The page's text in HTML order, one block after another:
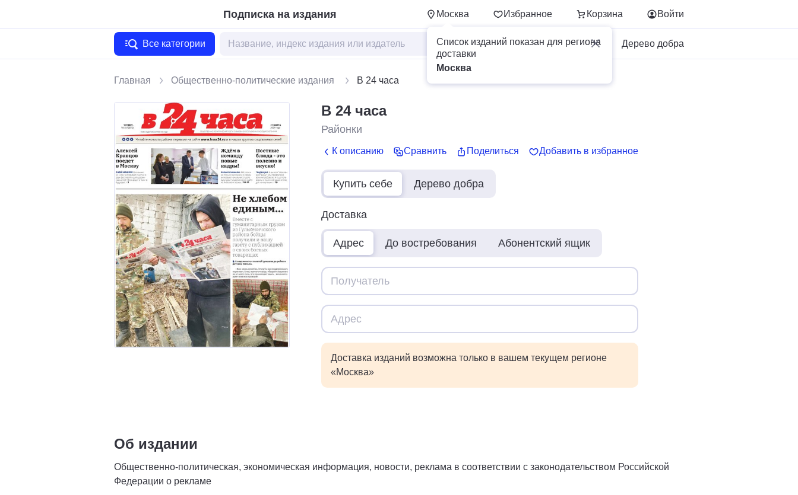
Подписка на издания Москва Избранное Корзина
Список изданий показан для региона
доставки
Москва
Войти
Все категории Для бизнеса Дерево добра
Главная Общественно-политические издания В 24 часа
В 24 часа
Районки
К описанию Сравнить Поделиться Добавить в избранное
Купить себе Дерево добра
Доставка
Адрес До востребования Абонентский ящик
Доставка изданий возможна только в вашем текущем регионе
«Москва»
Об издании
Общественно-политическая, экономическая информация, новости, реклама в соответствии с законодательством Российской
Федерации о рекламе